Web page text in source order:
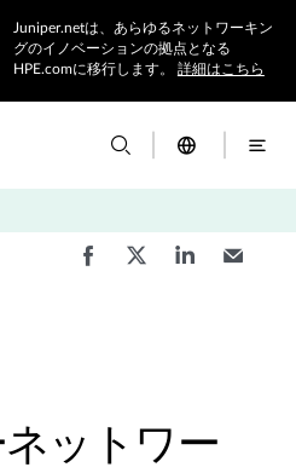
Juniper.netは、あらゆるネットワーキン
グのイノベーションの拠点となる
HPE.comに移行します。 詳細はこちら
ットワー